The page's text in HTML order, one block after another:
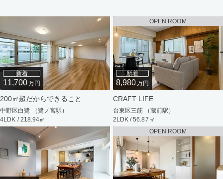
新着
11,700万円
200㎡超だからできること
中野区白鷺 （鷺ノ宮駅）
4LDK / 218.94㎡
OPEN ROOM
新着
8,980万円
CRAFT LIFE
台東区三筋 （蔵前駅）
2LDK / 56.87㎡
OPEN ROOM